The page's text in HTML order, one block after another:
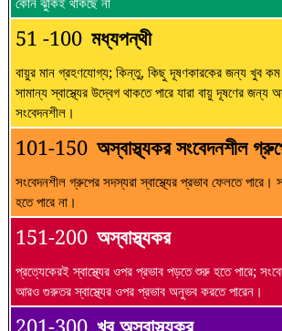
51 -100 মধ্যপন্থী
বায়ুর মান গ্রহণযোগ্য; কিন্তু, কিছু দূষণকারকের জন্য খুব কম
সামান্য স্বাস্থ্যের উদ্বেগ থাকতে পারে যারা বায়ু দূষণের জন্য
সংবেদনশীল।
101-150 অস্বাস্থ্যকর সংবেদনশীল
সংবেদনশীল গ্রুপের সদস্যরা স্বাস্থ্যের প্রভাব ফেলতে পারে।
হতে পারে না।
151-200 অস্বাস্থ্যকর
প্রত্যেকেরই স্বাস্থ্যের ওপর প্রভাব পড়তে শুরু হতে পারে;
আরও গুরুতর স্বাস্থ্যের ওপর প্রভাব অনুভব করতে পারেন।